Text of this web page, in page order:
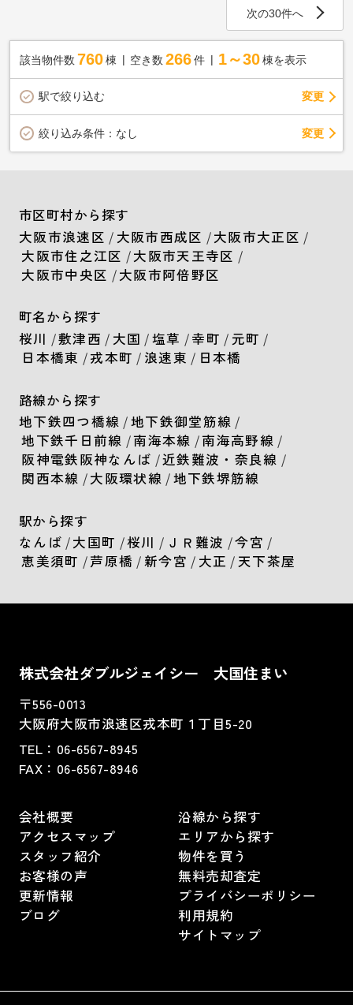
次の30件へ
該当物件数 760棟 空き数 266 件 1～30 棟を表示
駅で絞り込む 変更
絞り込み条件： なし 変更
市区町村から探す
大阪市浪速区 / 大阪市西成区 /大阪市大正区 /
大阪市住之江区 /大阪市天王寺区 /
大阪市中央区 /大阪市阿倍野区
町名から探す
桜川 /敷津西 / 大国 /塩草 /幸町 / 元町 /
日本橋東 /戎本町 / 浪速東 / 日本橋
路線から探す
地下鉄四つ橋線 /地下鉄御堂筋線 /
地下鉄千日前線 /南海本線 /南海高野線 /
阪神電鉄阪神なんば /近鉄難波・奈良線 /
関西本線 /大阪環状線 /地下鉄堺筋線
駅から探す
なんば /大国町 /桜川 / ＪＲ難波 /今宮 /
恵美須町 /芦原橋 /新今宮 / 大正 /天下茶屋
株式会社ダブルジェイシー 大国住まい
〒556-0013
大阪府大阪市浪速区戎本町１丁目5-20
TEL： 06-6567-8945
FAX：06-6567-8946
会社概要
アクセスマップ
スタッフ紹介
お客様の声
更新情報
ブログ
沿線から探す
エリアから探す
物件を買う
無料売却査定
プライバシーポリシー
利用規約
サイトマップ